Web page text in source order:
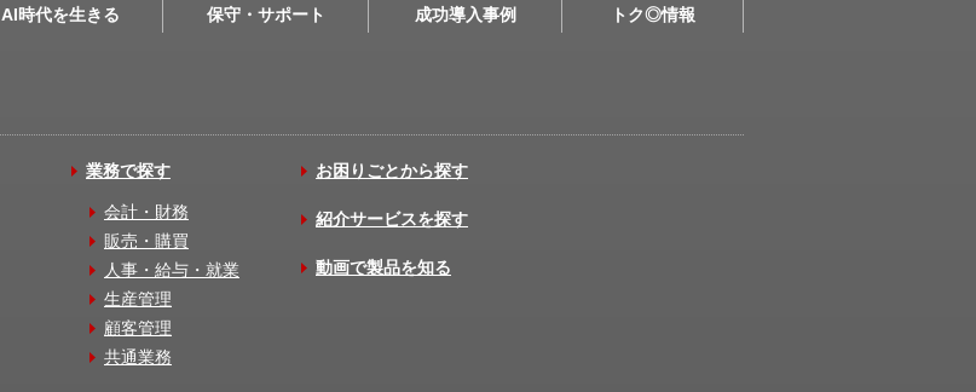
AI時代を生きる 保守・サポート 成功導入事例 トク◎情報
業務で探す
会計・財務
販売・購買
人事・給与・就業
生産管理
顧客管理
共通業務
お困りごとから探す
紹介サービスを探す
動画で製品を知る